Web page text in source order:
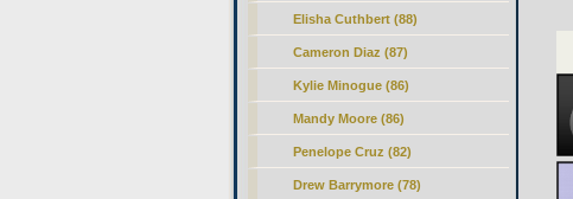
Elisha Cuthbert (88)
Cameron Diaz (87)
Kylie Minogue (86)
Mandy Moore (86)
Penelope Cruz (82)
Drew Barrymore (78)